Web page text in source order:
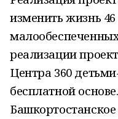
изменить жизнь
реализации
Центра 360
бесплатной основе.